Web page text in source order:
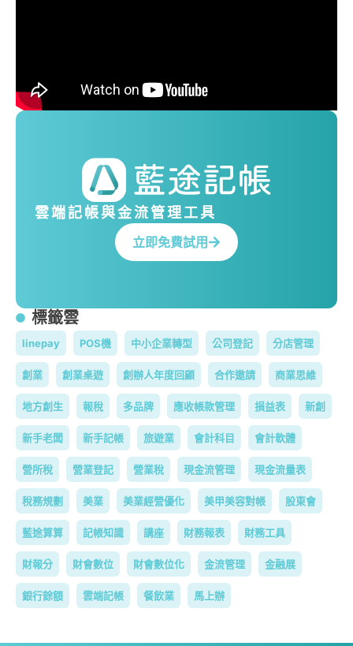
雲端記帳與金流管理工具
立即免費試用
標籤雲
linepay POS機 中小企業轉型 公司登記 分店管理
創業 創業桌遊 創辦人年度回顧 合作邀請 商業思維
地方創生 報稅 多品牌 應收帳款管理 損益表 新創
新手老闆 新手記帳 旅遊業 會計科目 會計軟體
營所稅 營業登記 營業稅 現金流管理 現金流量表
稅務規劃 美業 美業經營優化 美甲美容對帳 股東會
藍途算算 記帳知識 講座 財務報表 財務工具
財報分 財會數位 財會數位化 金流管理 金融展
銀行餘額 雲端記帳 餐飲業 馬上辦